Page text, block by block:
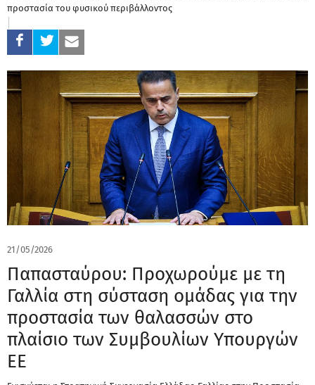
προστασία του φυσικού περιβάλλοντος
21/05/2026
Παπασταύρου: Προχωρούμε με τη
Γαλλία στη σύσταση ομάδας για την
προστασία των θαλασσών στο
πλαίσιο των Συμβουλίων Υπουργών
ΕΕ